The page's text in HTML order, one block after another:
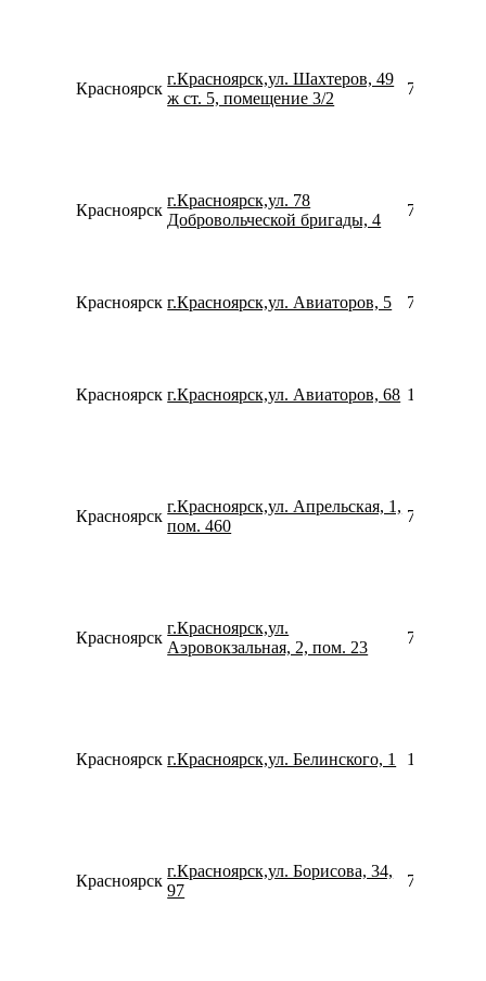
Красноярск
г.Красноярск,ул. Шахтеров, 49
ж ст. 5, помещение 3/2
Красноярск
г.Красноярск,ул. 78
Добровольческой бригады, 4
Красноярск г.Красноярск,ул. Авиаторов, 5
Красноярск г.Красноярск,ул. Авиаторов, 68
Красноярск
г.Красноярск,ул. Апрельская, 1,
пом. 460
Красноярск
г.Красноярск,ул.
Аэровокзальная, 2, пом. 23
Красноярск г.Красноярск,ул. Белинского, 1
Красноярск
г.Красноярск,ул. Борисова, 34,
97